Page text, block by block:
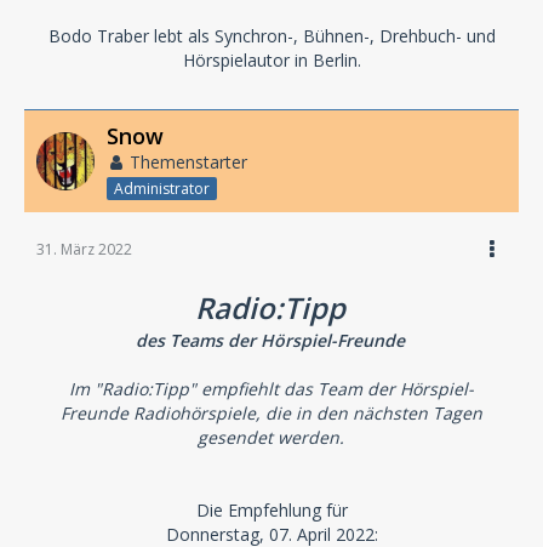
Bodo Traber lebt als Synchron-, Bühnen-, Drehbuch- und
Hörspielautor in Berlin.
Snow
Themenstarter
Administrator
31. März 2022
Radio:Tipp
des Teams der Hörspiel-Freunde
Im "Radio:Tipp" empfiehlt das Team der Hörspiel-
Freunde Radiohörspiele, die in den nächsten Tagen
gesendet werden.
Die Empfehlung für
Donnerstag, 07. April 2022: